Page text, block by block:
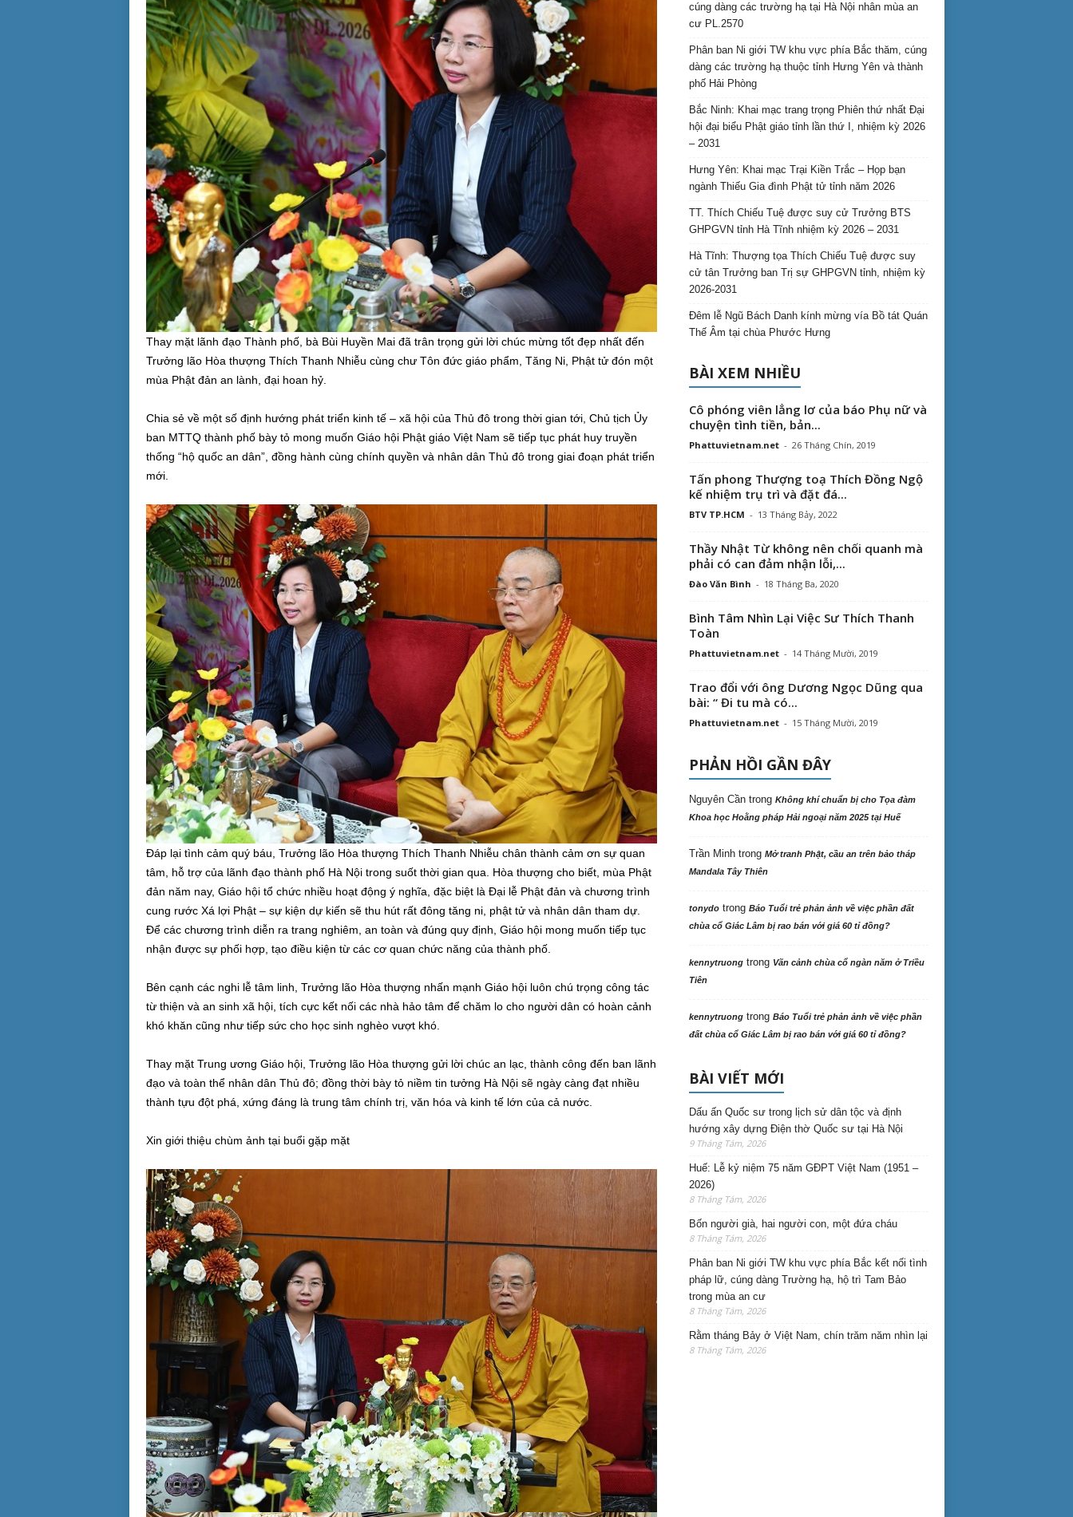
Thay mặt lãnh đạo Thành phố, bà Bùi Huyền Mai đã trân trọng gửi lời chúc mừng tốt đẹp nhất đến
Trưởng lão Hòa thượng Thích Thanh Nhiễu cùng chư Tôn đức giáo phẩm, Tăng Ni, Phật tử đón một
mùa Phật đản an lành, đại hoan hỷ.
Chia sẻ về một số định hướng phát triển kinh tế – xã hội của Thủ đô trong thời gian tới, Chủ tịch Ủy
ban MTTQ thành phố bày tỏ mong muốn Giáo hội Phật giáo Việt Nam sẽ tiếp tục phát huy truyền
thống “hộ quốc an dân”, đồng hành cùng chính quyền và nhân dân Thủ đô trong giai đoạn phát triển
mới.
Đáp lại tình cảm quý báu, Trưởng lão Hòa thượng Thích Thanh Nhiễu chân thành cảm ơn sự quan
tâm, hỗ trợ của lãnh đạo thành phố Hà Nội trong suốt thời gian qua. Hòa thượng cho biết, mùa Phật
đản năm nay, Giáo hội tổ chức nhiều hoạt động ý nghĩa, đặc biệt là Đại lễ Phật đản và chương trình
cung rước Xá lợi Phật – sự kiện dự kiến sẽ thu hút rất đông tăng ni, phật tử và nhân dân tham dự.
Để các chương trình diễn ra trang nghiêm, an toàn và đúng quy định, Giáo hội mong muốn tiếp tục
nhận được sự phối hợp, tạo điều kiện từ các cơ quan chức năng của thành phố.
Bên cạnh các nghi lễ tâm linh, Trưởng lão Hòa thượng nhấn mạnh Giáo hội luôn chú trọng công tác
từ thiện và an sinh xã hội, tích cực kết nối các nhà hảo tâm để chăm lo cho người dân có hoàn cảnh
khó khăn cũng như tiếp sức cho học sinh nghèo vượt khó.
Thay mặt Trung ương Giáo hội, Trưởng lão Hòa thượng gửi lời chúc an lạc, thành công đến ban lãnh
đạo và toàn thể nhân dân Thủ đô; đồng thời bày tỏ niềm tin tưởng Hà Nội sẽ ngày càng đạt nhiều
thành tựu đột phá, xứng đáng là trung tâm chính trị, văn hóa và kinh tế lớn của cả nước.
Xin giới thiệu chùm ảnh tại buổi gặp mặt
cúng dàng các trường hạ tại Hà Nội nhân mùa an
cư PL.2570
Phân ban Ni giới TW khu vực phía Bắc thăm, cúng
dàng các trường hạ thuộc tỉnh Hưng Yên và thành
phố Hải Phòng
Bắc Ninh: Khai mạc trang trọng Phiên thứ nhất Đại
hội đại biểu Phật giáo tỉnh lần thứ I, nhiệm kỳ 2026
– 2031
Hưng Yên: Khai mạc Trại Kiền Trắc – Họp bạn
ngành Thiếu Gia đình Phật tử tỉnh năm 2026
TT. Thích Chiếu Tuệ được suy cử Trưởng BTS
GHPGVN tỉnh Hà Tĩnh nhiệm kỳ 2026 – 2031
Hà Tĩnh: Thượng tọa Thích Chiếu Tuệ được suy
cử tân Trưởng ban Trị sự GHPGVN tỉnh, nhiệm kỳ
2026-2031
Đêm lễ Ngũ Bách Danh kính mừng vía Bồ tát Quán
Thế Âm tại chùa Phước Hưng
BÀI XEM NHIỀU
Cô phóng viên lẳng lơ của báo Phụ nữ và
chuyện tình tiền, bản...
Phattuvietnam.net - 26 Tháng Chín, 2019
Tấn phong Thượng toạ Thích Đồng Ngộ
kế nhiệm trụ trì và đặt đá...
BTV TP.HCM - 13 Tháng Bảy, 2022
Thầy Nhật Từ không nên chối quanh mà
phải có can đảm nhận lỗi,...
Đào Văn Bình - 18 Tháng Ba, 2020
Bình Tâm Nhìn Lại Việc Sư Thích Thanh
Toàn
Phattuvietnam.net - 14 Tháng Mười, 2019
Trao đổi với ông Dương Ngọc Dũng qua
bài: “ Đi tu mà có...
Phattuvietnam.net - 15 Tháng Mười, 2019
PHẢN HỒI GẦN ĐÂY
Nguyên Cầntrong Không khí chuẩn bị cho Tọa đàm
Khoa học Hoằng pháp Hải ngoại năm 2025 tại Huế
Trần Minhtrong Mở tranh Phật, cầu an trên bảo tháp
Mandala Tây Thiên
tonydotrong Báo Tuổi trẻ phản ảnh về việc phần đất
chùa cổ Giác Lâm bị rao bán với giá 60 tỉ đồng?
kennytruongtrong Vãn cảnh chùa cổ ngàn năm ở Triều
Tiên
kennytruongtrong Báo Tuổi trẻ phản ảnh về việc phần
đất chùa cổ Giác Lâm bị rao bán với giá 60 tỉ đồng?
BÀI VIẾT MỚI
Dấu ấn Quốc sư trong lịch sử dân tộc và định
hướng xây dựng Điện thờ Quốc sư tại Hà Nội
9 Tháng Tám, 2026
Huế: Lễ kỷ niệm 75 năm GĐPT Việt Nam (1951 –
2026)
8 Tháng Tám, 2026
Bốn người già, hai người con, một đứa cháu
8 Tháng Tám, 2026
Phân ban Ni giới TW khu vực phía Bắc kết nối tình
pháp lữ, cúng dàng Trường hạ, hộ trì Tam Bảo
trong mùa an cư
8 Tháng Tám, 2026
Rằm tháng Bảy ở Việt Nam, chín trăm năm nhìn lại
8 Tháng Tám, 2026